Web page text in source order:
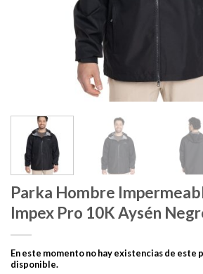
Parka Hombre
Impex Pro 10K Aysén
En este momento no hay existencias de este
disponible.